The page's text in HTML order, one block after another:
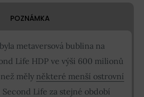
POZNÁMKA
metaversová bublina na
Life HDP ve výši 600 milionů
měly některé menší ostrovní
Life za stejné období